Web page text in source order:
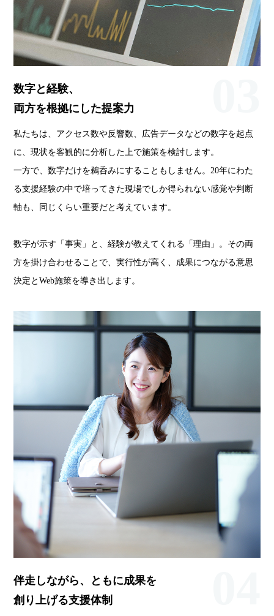
数字と経験、
両方を根拠にした提案力
私たちは、アクセス数や反響数、広告データなどの数字を起点
に、現状を客観的に分析した上で施策を検討します。
一方で、数字だけを鵜呑みにすることもしません。20年にわた
る支援経験の中で培ってきた現場でしか得られない感覚や判断
軸も、同じくらい重要だと考えています。
数字が示す「事実」と、経験が教えてくれる「理由」。その両
方を掛け合わせることで、実行性が高く、成果につながる意思
決定とWeb施策を導き出します。
伴走しながら、ともに成果を
創り上げる支援体制